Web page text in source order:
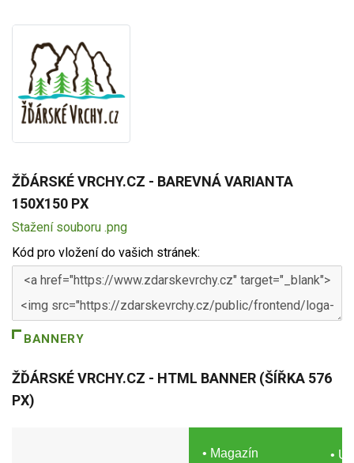
ŽĎÁRSKÉ VRCHY.CZ - BAREVNÁ VARIANTA
150X150 PX
Stažení souboru .png
Kód pro vložení do vašich stránek:
BANNERY
ŽĎÁRSKÉ VRCHY.CZ - HTML BANNER (ŠÍŘKA 576
PX)